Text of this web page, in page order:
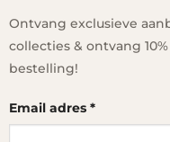
Ontvang exclusieve
collecties & ontvang
bestelling!
Email adres *